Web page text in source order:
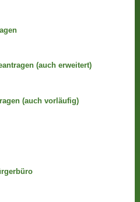
(auch erweitert)
(auch vorläufig)